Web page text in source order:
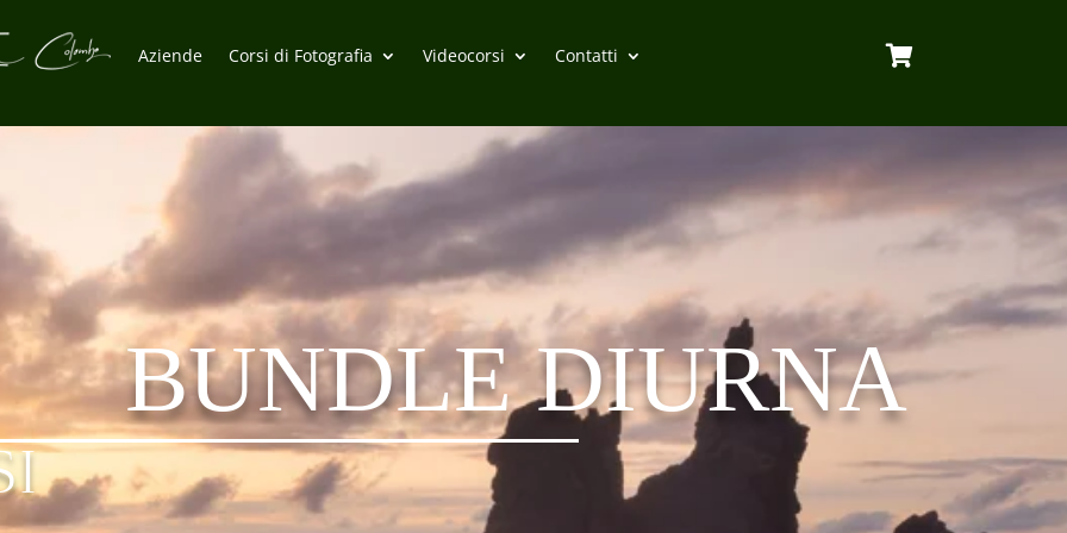
Aziende Corsi di Fotografia Videocorsi Contatti 
BUNDLE DIURNA